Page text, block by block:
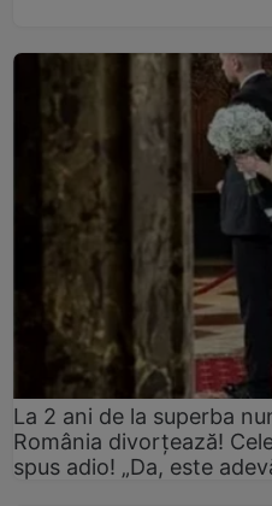
La 2 ani de la superba
România divorțează!
spus adio! „Da, este